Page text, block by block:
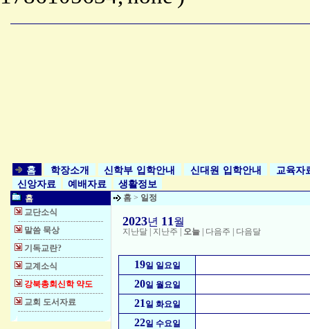
홈 학장소개 신학부 입학안내 신대원 입학안내
교육자
신앙자료
예배자료 생활정보
홈
교단소식
말씀 묵상
기독교란?
교계소식
강북총회신학 약도
교회 도서자료
홈 > 일정
2023년 11월
지난달 지난주 오늘 다음주 다음달
19일 일요일
20일 월요일
21일 화요일
22일 수요일